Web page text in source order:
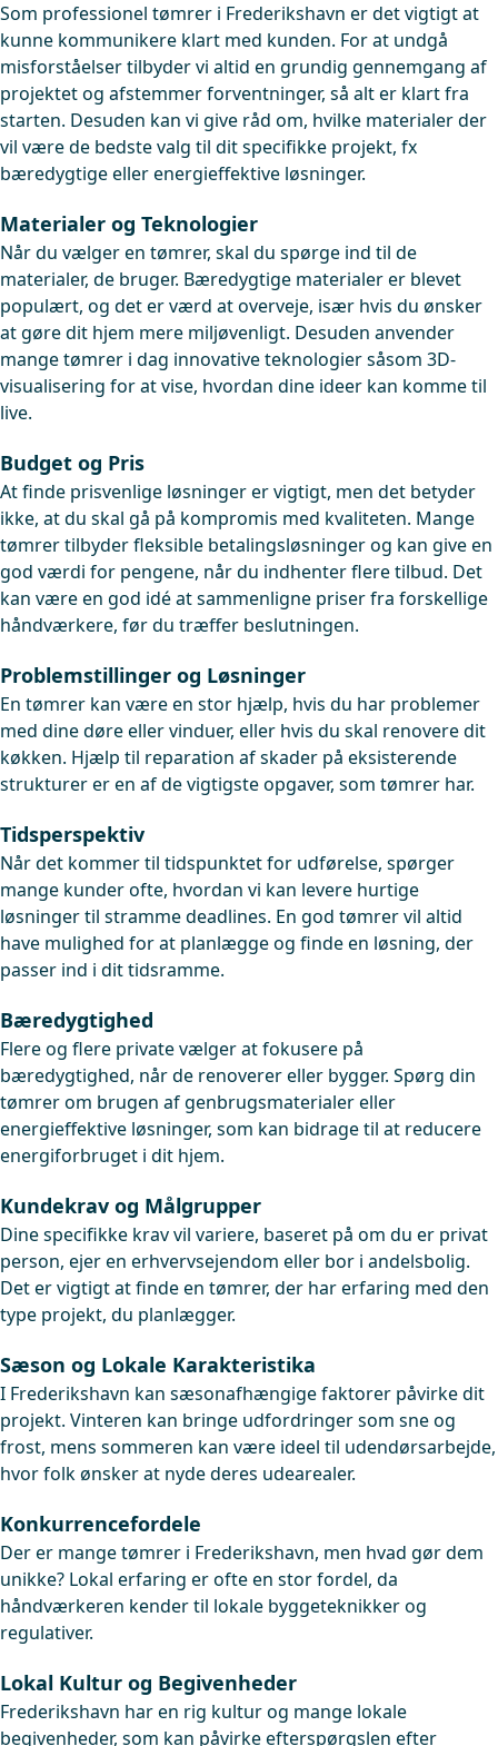
Som professionel tømrer i Frederikshavn er det vigtigt at
kunne kommunikere klart med kunden. For at undgå
misforståelser tilbyder vi altid en grundig gennemgang af
projektet og afstemmer forventninger, så alt er klart fra
starten. Desuden kan vi give råd om, hvilke materialer der
vil være de bedste valg til dit specifikke projekt, fx
bæredygtige eller energieffektive løsninger.
Materialer og Teknologier
Når du vælger en tømrer, skal du spørge ind til de
materialer, de bruger. Bæredygtige materialer er blevet
populært, og det er værd at overveje, især hvis du ønsker
at gøre dit hjem mere miljøvenligt. Desuden anvender
mange tømrer i dag innovative teknologier såsom 3D-
visualisering for at vise, hvordan dine ideer kan komme til
live.
Budget og Pris
At finde prisvenlige løsninger er vigtigt, men det betyder
ikke, at du skal gå på kompromis med kvaliteten. Mange
tømrer tilbyder fleksible betalingsløsninger og kan give en
god værdi for pengene, når du indhenter flere tilbud. Det
kan være en god idé at sammenligne priser fra forskellige
håndværkere, før du træffer beslutningen.
Problemstillinger og Løsninger
En tømrer kan være en stor hjælp, hvis du har problemer
med dine døre eller vinduer, eller hvis du skal renovere dit
køkken. Hjælp til reparation af skader på eksisterende
strukturer er en af de vigtigste opgaver, som tømrer har.
Tidsperspektiv
Når det kommer til tidspunktet for udførelse, spørger
mange kunder ofte, hvordan vi kan levere hurtige
løsninger til stramme deadlines. En god tømrer vil altid
have mulighed for at planlægge og finde en løsning, der
passer ind i dit tidsramme.
Bæredygtighed
Flere og flere private vælger at fokusere på
bæredygtighed, når de renoverer eller bygger. Spørg din
tømrer om brugen af genbrugsmaterialer eller
energieffektive løsninger, som kan bidrage til at reducere
energiforbruget i dit hjem.
Kundekrav og Målgrupper
Dine specifikke krav vil variere, baseret på om du er privat
person, ejer en erhvervsejendom eller bor i andelsbolig.
Det er vigtigt at finde en tømrer, der har erfaring med den
type projekt, du planlægger.
Sæson og Lokale Karakteristika
I Frederikshavn kan sæsonafhængige faktorer påvirke dit
projekt. Vinteren kan bringe udfordringer som sne og
frost, mens sommeren kan være ideel til udendørsarbejde,
hvor folk ønsker at nyde deres udearealer.
Konkurrencefordele
Der er mange tømrer i Frederikshavn, men hvad gør dem
unikke? Lokal erfaring er ofte en stor fordel, da
håndværkeren kender til lokale byggeteknikker og
regulativer.
Lokal Kultur og Begivenheder
Frederikshavn har en rig kultur og mange lokale
begivenheder, som kan påvirke efterspørgslen efter